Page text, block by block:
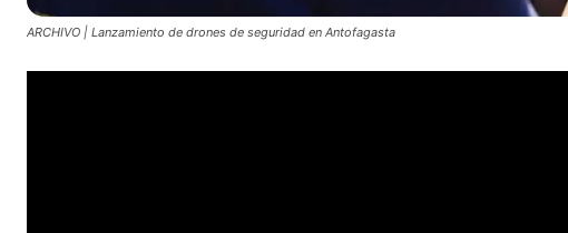
ARCHIVO | Lanzamiento de drones de seguridad en Antofagasta